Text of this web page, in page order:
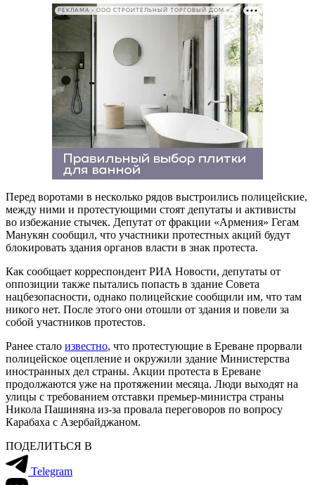
РЕКЛАМА • ООО СТРОИТЕЛЬНЫЙ ТОРГОВЫЙ ДОМ «ПЕТРОВИЧ». ИНН: 7802348846
Перед воротами в несколько рядов выстроились полицейские,
между ними и протестующими стоят депутаты и активисты
во избежание стычек. Депутат от фракции «Армения» Гегам
Манукян сообщил, что участники протестных акций будут
блокировать здания органов власти в знак протеста.
Как сообщает корреспондент РИА Новости, депутаты от
оппозиции также пытались попасть в здание Совета
нацбезопасности, однако полицейские сообщили им, что там
никого нет. После этого они отошли от здания и повели за
собой участников протестов.
Ранее стало известно, что протестующие в Ереване прорвали
полицейское оцепление и окружили здание Министерства
иностранных дел страны. Акции протеста в Ереване
продолжаются уже на протяжении месяца. Люди выходят на
улицы с требованием отставки премьер-министра страны
Никола Пашиняна из-за провала переговоров по вопросу
Карабаха с Азербайджаном.
ПОДЕЛИТЬСЯ В
Telegram